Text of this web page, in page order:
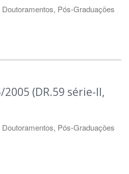
Pós-Graduações
2005 (DR.59 série-II,
Pós-Graduações